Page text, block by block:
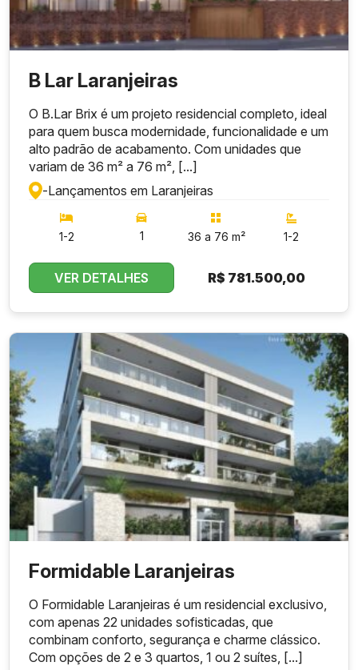
B Lar Laranjeiras
O B.Lar Brix é um projeto residencial completo, ideal
para quem busca modernidade, funcionalidade e um
alto padrão de acabamento. Com unidades que
variam de 36 m² a 76 m², [...]
-Lançamentos em Laranjeiras
1-2 1 36 a 76 m² 1-2
VER DETALHES R$ 781.500,00
Formidable Laranjeiras
O Formidable Laranjeiras é um residencial exclusivo,
com apenas 22 unidades sofisticadas, que
combinam conforto, segurança e charme clássico.
Com opções de 2 e 3 quartos, 1 ou 2 suítes, [...]